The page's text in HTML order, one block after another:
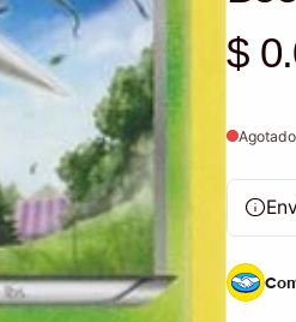
Precio
$
Agotado